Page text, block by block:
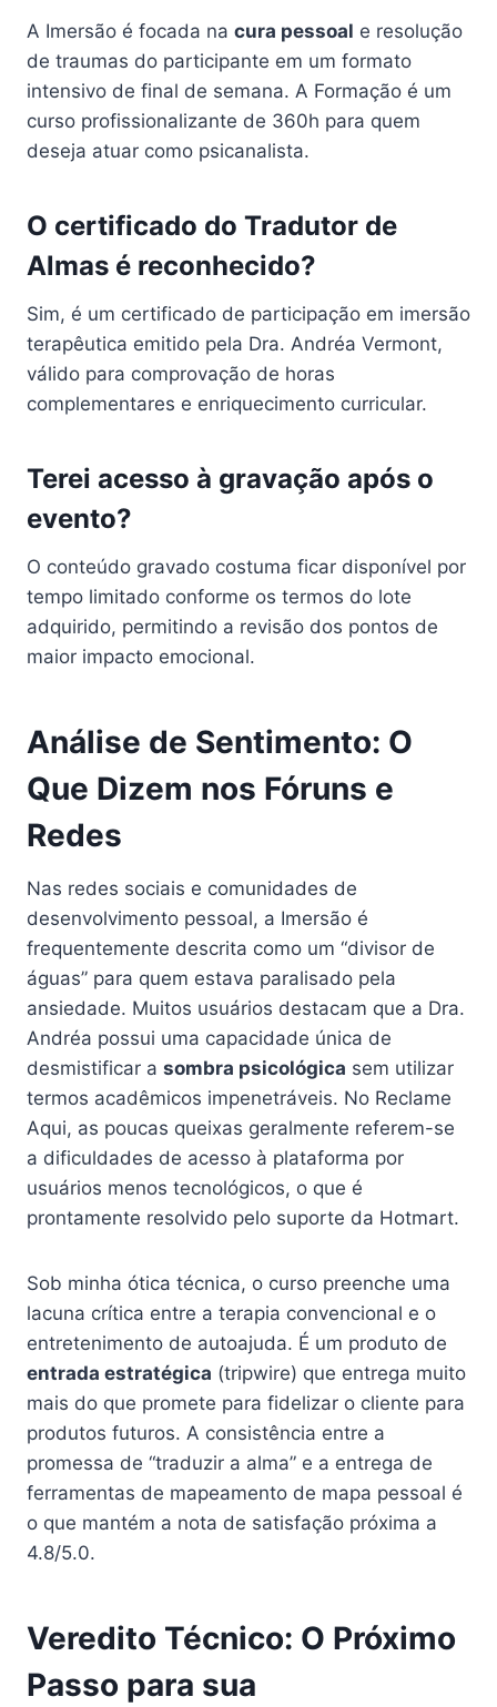
A Imersão é focada na cura pessoal e resolução
de traumas do participante em um formato
intensivo de final de semana. A Formação é um
curso profissionalizante de 360h para quem
deseja atuar como psicanalista.
O certificado do Tradutor de
Almas é reconhecido?
Sim, é um certificado de participação em imersão
terapêutica emitido pela Dra. Andréa Vermont,
válido para comprovação de horas
complementares e enriquecimento curricular.
Terei acesso à gravação após o
evento?
O conteúdo gravado costuma ficar disponível por
tempo limitado conforme os termos do lote
adquirido, permitindo a revisão dos pontos de
maior impacto emocional.
Análise de Sentimento: O
Que Dizem nos Fóruns e
Redes
Nas redes sociais e comunidades de
desenvolvimento pessoal, a Imersão é
frequentemente descrita como um “divisor de
águas” para quem estava paralisado pela
ansiedade. Muitos usuários destacam que a Dra.
Andréa possui uma capacidade única de
desmistificar a sombra psicológica sem utilizar
termos acadêmicos impenetráveis. No Reclame
Aqui, as poucas queixas geralmente referem-se
a dificuldades de acesso à plataforma por
usuários menos tecnológicos, o que é
prontamente resolvido pelo suporte da Hotmart.
Sob minha ótica técnica, o curso preenche uma
lacuna crítica entre a terapia convencional e o
entretenimento de autoajuda. É um produto de
entrada estratégica (tripwire) que entrega muito
mais do que promete para fidelizar o cliente para
produtos futuros. A consistência entre a
promessa de “traduzir a alma” e a entrega de
ferramentas de mapeamento de mapa pessoal é
o que mantém a nota de satisfação próxima a
4.8/5.0.
Veredito Técnico: O Próximo
Passo para sua